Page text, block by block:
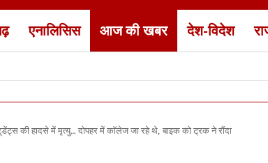
एनालिसिस आज की खबर देश-विदेश
सड़क हादसे में मौत… झांसी के पास हादसे में दोस्त भी मारा
की हादसे में मृत्यु… दोपहर में कॉलेज जा रहे थे, बाइक को ट्रक ने रौंदा